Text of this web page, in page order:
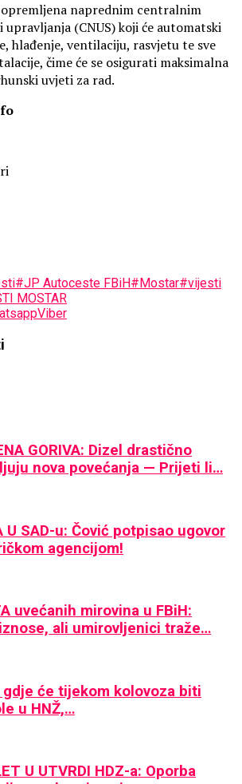
naprednim centralnim
upravljanja (CNUS) koji će automatski
hlađenje, ventilaciju, rasvjetu te sve
čime će se osigurati maksimalna
uvjeti za rad.
#JP Autoceste FBiH#Mostar#vijesti
MOSTAR
Viber
GORIVA: Dizel drastično
nova povećanja — Prijeti li…
U SAD-u: Čović potpisao ugovor
agencijom!
uvećanih mirovina u FBiH:
ali umirovljenici traže…
će tijekom kolovoza biti
u HNŽ,…
U UTVRDI HDZ-a: Oporba